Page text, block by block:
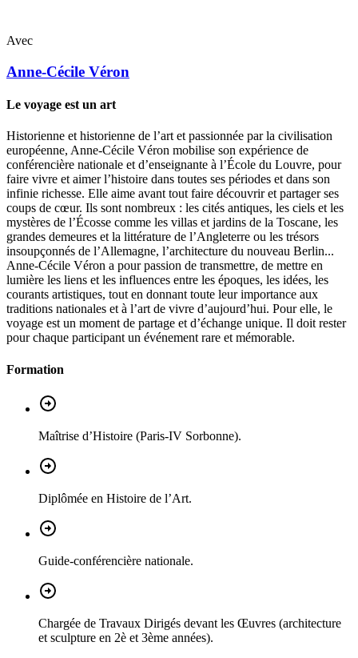
Avec
Anne-Cécile Véron
Le voyage est un art
Historienne et historienne de l’art et passionnée par la civilisation
européenne, Anne-Cécile Véron mobilise son expérience de
conférencière nationale et d’enseignante à l’École du Louvre, pour
faire vivre et aimer l’histoire dans toutes ses périodes et dans son
infinie richesse. Elle aime avant tout faire découvrir et partager ses
coups de cœur. Ils sont nombreux : les cités antiques, les ciels et les
mystères de l’Écosse comme les villas et jardins de la Toscane, les
grandes demeures et la littérature de l’Angleterre ou les trésors
insoupçonnés de l’Allemagne, l’architecture du nouveau Berlin...
Anne-Cécile Véron a pour passion de transmettre, de mettre en
lumière les liens et les influences entre les époques, les idées, les
courants artistiques, tout en donnant toute leur importance aux
traditions nationales et à l’art de vivre d’aujourd’hui. Pour elle, le
voyage est un moment de partage et d’échange unique. Il doit rester
pour chaque participant un événement rare et mémorable.
Formation
Maîtrise d’Histoire (Paris-IV Sorbonne).
Diplômée en Histoire de l’Art.
Guide-conférencière nationale.
Chargée de Travaux Dirigés devant les Œuvres (architecture
et sculpture en 2è et 3ème années).